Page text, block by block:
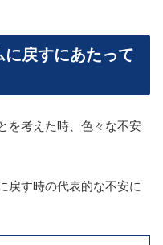
に戻すにあたって
を考えた時、色々な不安
戻す時の代表的な不安に